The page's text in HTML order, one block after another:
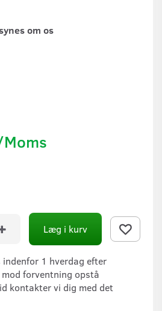
om os
Læg i kurv
indenfor 1 hverdag efter
forventning opstå
kontakter vi dig med det